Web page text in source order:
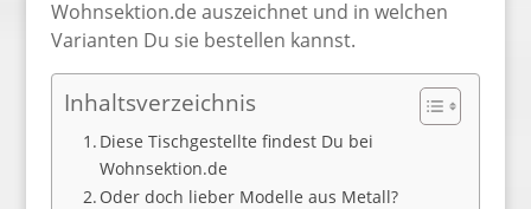
Wohnsektion.de auszeichnet und in welchen
Varianten Du sie bestellen kannst.
Inhaltsverzeichnis
Diese Tischgestellte findest Du bei
Wohnsektion.de
Oder doch lieber Modelle aus Metall?